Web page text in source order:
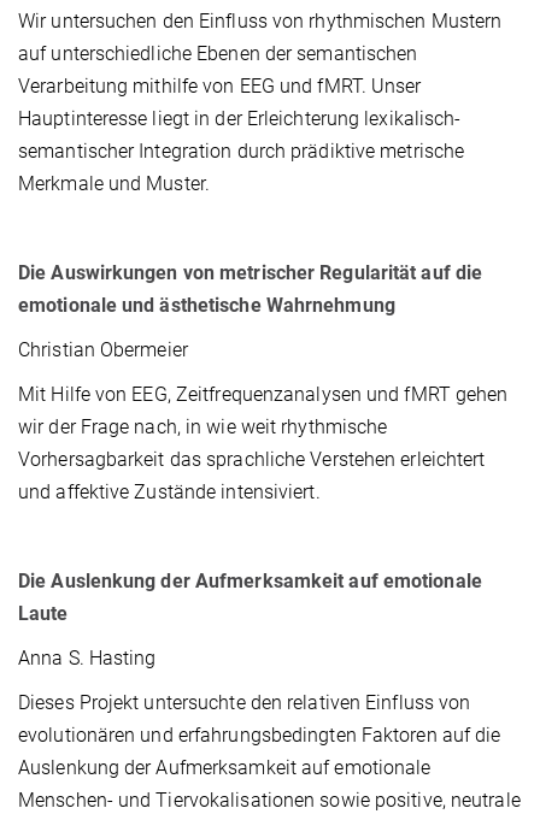
Wir untersuchen den Einfluss von rhythmischen Mustern
auf unterschiedliche Ebenen der semantischen
Verarbeitung mithilfe von EEG und fMRT. Unser
Hauptinteresse liegt in der Erleichterung lexikalisch-
semantischer Integration durch prädiktive metrische
Merkmale und Muster.
Die Auswirkungen von metrischer Regularität auf die
emotionale und ästhetische Wahrnehmung
Christian Obermeier
Mit Hilfe von EEG, Zeitfrequenzanalysen und fMRT gehen
wir der Frage nach, in wie weit rhythmische
Vorhersagbarkeit das sprachliche Verstehen erleichtert
und affektive Zustände intensiviert.
Die Auslenkung der Aufmerksamkeit auf emotionale
Laute
Anna S. Hasting
Dieses Projekt untersuchte den relativen Einfluss von
evolutionären und erfahrungsbedingten Faktoren auf die
Auslenkung der Aufmerksamkeit auf emotionale
Menschen- und Tiervokalisationen sowie positive, neutrale